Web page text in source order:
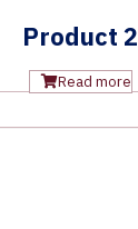
Product 2
Read more